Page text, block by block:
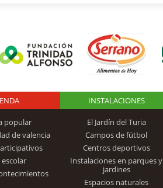
Logo Fundación
Trinidad Alfonso
popular
de valencia
escolar
INSTALACIONES
El Jardín del Turia
Campos de fútbol
Centros deportivos
Instalaciones en parques y
jardines
Espacios naturales